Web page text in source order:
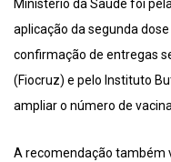
Ministério da Saúde foi
aplicação da segunda
confirmação de entregas
(Fiocruz) e pelo Instituto
ampliar o número de
A recomendação também